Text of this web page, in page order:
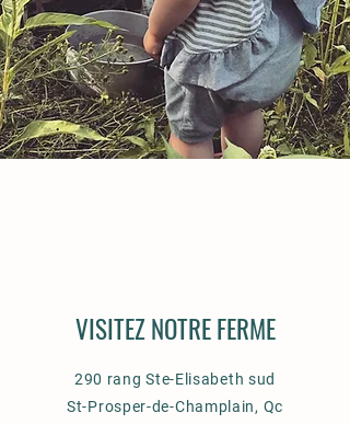
VISITEZ NOTRE FERME
290 rang Ste-Elisabeth sud
St-Prosper-de-Champlain, Qc